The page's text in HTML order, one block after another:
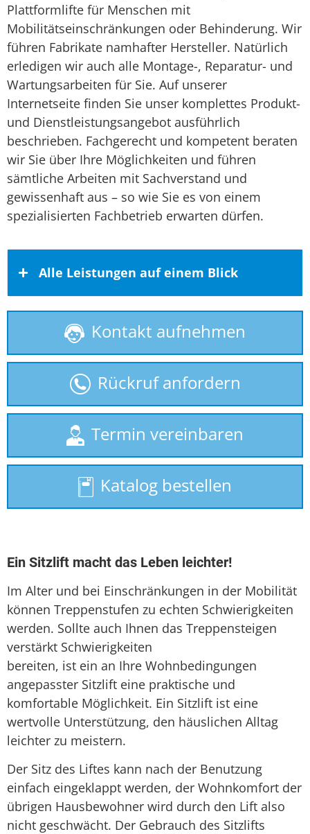
Plattformlifte für Menschen mit
Mobilitätseinschränkungen oder Behinderung. Wir
führen Fabrikate namhafter Hersteller. Natürlich
erledigen wir auch alle Montage-, Reparatur- und
Wartungsarbeiten für Sie. Auf unserer
Internetseite finden Sie unser komplettes Produkt-
und Dienstleistungsangebot ausführlich
beschrieben. Fachgerecht und kompetent beraten
wir Sie über Ihre Möglichkeiten und führen
sämtliche Arbeiten mit Sachverstand und
gewissenhaft aus – so wie Sie es von einem
spezialisierten Fachbetrieb erwarten dürfen.
Alle Leistungen auf einem Blick
Behindertenlift
gebrauchte Treppenlifte
Homelift
Plattformlift
Rollstuhllift
Treppenaufzug
Treppenlift
Treppenlift mieten
Kontakt aufnehmen
Rückruf anfordern
Termin vereinbaren
Katalog bestellen
Ein Sitzlift macht das Leben leichter!
Im Alter und bei Einschränkungen in der Mobilität
können Treppenstufen zu echten Schwierigkeiten
werden. Sollte auch Ihnen das Treppensteigen
verstärkt Schwierigkeiten
bereiten, ist ein an Ihre Wohnbedingungen
angepasster Sitzlift eine praktische und
komfortable Möglichkeit. Ein Sitzlift ist eine
wertvolle Unterstützung, den häuslichen Alltag
leichter zu meistern.
Der Sitz des Liftes kann nach der Benutzung
einfach eingeklappt werden, der Wohnkomfort der
übrigen Hausbewohner wird durch den Lift also
nicht geschwächt. Der Gebrauch des Sitzlifts